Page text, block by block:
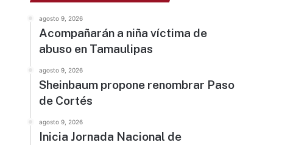
agosto 9, 2026
Acompañarán a niña víctima de
abuso en Tamaulipas
agosto 9, 2026
Sheinbaum propone renombrar Paso
de Cortés
agosto 9, 2026
Inicia Jornada Nacional de